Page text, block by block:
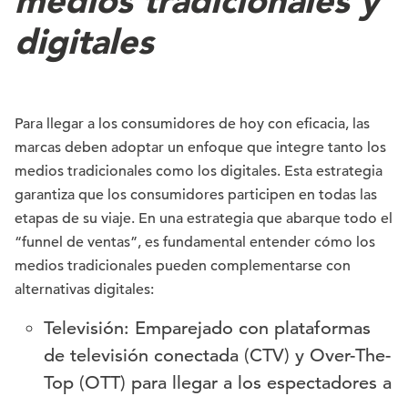
digitales
Para llegar a los consumidores de hoy con eficacia, las
marcas deben adoptar un enfoque que integre tanto los
medios tradicionales como los digitales. Esta estrategia
garantiza que los consumidores participen en todas las
etapas de su viaje. En una estrategia que abarque todo el
“funnel de ventas”, es fundamental entender cómo los
medios tradicionales pueden complementarse con
alternativas digitales:
Televisión: Emparejado con plataformas
de televisión conectada (CTV) y Over-The-
Top (OTT) para llegar a los espectadores a